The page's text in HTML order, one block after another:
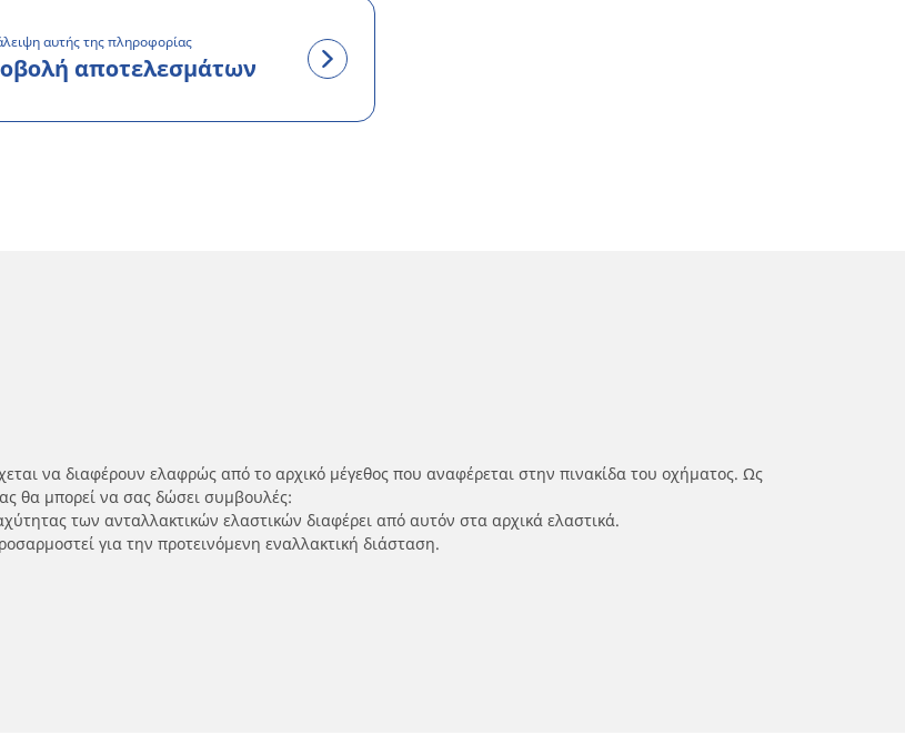
αυτής της πληροφορίας
αποτελεσμάτων
να διαφέρουν ελαφρώς από το αρχικό μέγεθος που αναφέρεται στην πινακίδα του οχήματος. Ως
θα μπορεί να σας δώσει συμβουλές:
των ανταλλακτικών ελαστικών διαφέρει από αυτόν στα αρχικά ελαστικά.
για την προτεινόμενη εναλλακτική διάσταση.